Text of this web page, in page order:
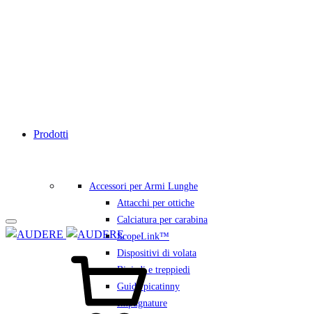
Prodotti
Accessori per Armi Lunghe
Attacchi per ottiche
Calciatura per carabina
ScopeLink™
Dispositivi di volata
Bipiedi e treppiedi
Guide picatinny
Impugnature